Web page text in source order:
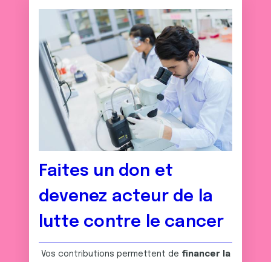
Faites un don et
devenez acteur de la
lutte contre le cancer
Vos contributions permettent de financer la